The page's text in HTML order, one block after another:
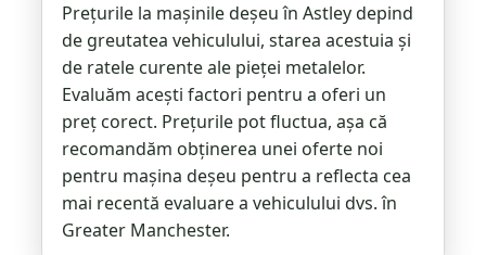
Prețurile la mașinile deșeu în Astley depind
de greutatea vehiculului, starea acestuia și
de ratele curente ale pieței metalelor.
Evaluăm acești factori pentru a oferi un
preț corect. Prețurile pot fluctua, așa că
recomandăm obținerea unei oferte noi
pentru mașina deșeu pentru a reflecta cea
mai recentă evaluare a vehiculului dvs. în
Greater Manchester.